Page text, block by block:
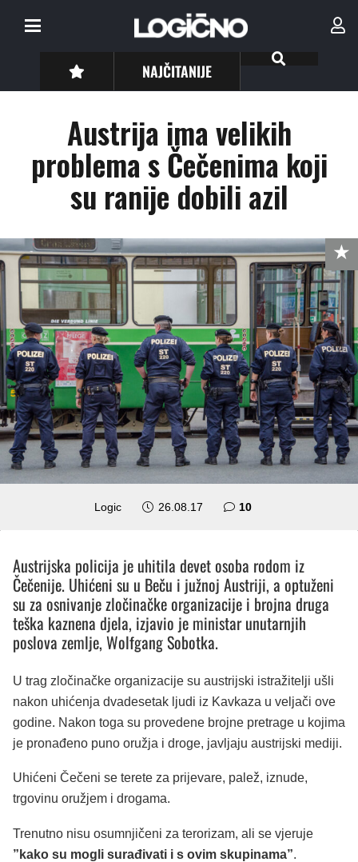
NAJČITANIJE
Austrija ima velikih
problema s Čečenima koji
su ranije dobili azil
Logic 26.08.17 10komentara
Austrijska policija je uhitila devet osoba rodom iz
Čečenije. Uhićeni su u Beču i južnoj Austriji, a optuženi
su za osnivanje zločinačke organizacije i brojna druga
teška kaznena djela, izjavio je ministar unutarnjih
poslova zemlje, Wolfgang Sobotka.
U trag zločinačke organizacije su austrijski istražitelji ušli
nakon uhićenja dvadesetak ljudi iz Kavkaza u veljači ove
godine. Nakon toga su provedene brojne pretrage u kojima
je pronađeno puno oružja i droge, javljaju austrijski mediji.
Uhićeni Čečeni se terete za prijevare, palež, iznude,
trgovinu oružjem i drogama.
Trenutno nisu osumnjičeni za terorizam, ali se vjeruje
”kako su mogli surađivati i s ovim skupinama”.